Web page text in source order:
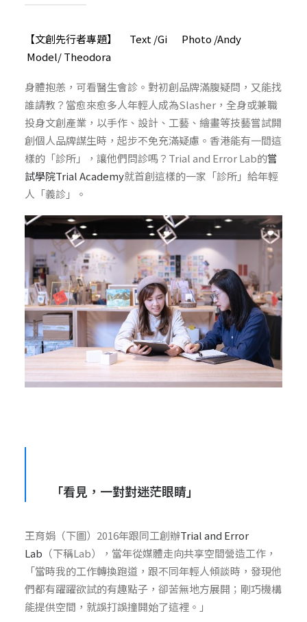
【文創先行者專題】 Text /Gi Photo /Andy
Model/ Theodora
身體抱恙，可看醫生會診。對初創品牌滿腹疑問，又能找
誰請教？當愈來愈多人年輕人成為Slasher，全身或兼職
投身文創產業，以手作、設計、工藝、繪畫等技藝嘗試開
創個人品牌謀生時，起步不免充滿疑慮。香港能有一間這
樣的「診所」，讓他們問診嗎？Trial and Error Lab的嘗
試學院Trial Academy就首創這樣的一家「診所」給年輕
人「義診」。
「看見，一對對迷茫眼睛」
王育娟（下圖）2016年跟同工創辦Trial and Error
Lab （下稱Lab），當年從媒體走向共享空間營造工作，
「當時我的工作轉換跑道，跟不同年輕人傾談時，發現他
們都有躍躍欲試的有趣點子，卻苦無地方展開；剛巧機構
能提供空間，就誤打誤撞開始了這裡。」